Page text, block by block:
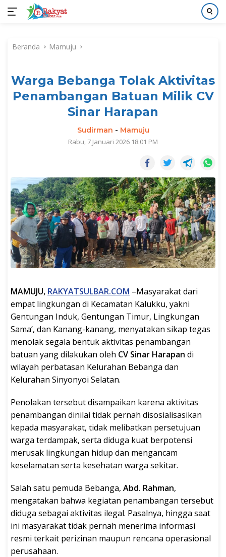
kontenBeranda Mamuju
Warga Bebanga Tolak Aktivitas
Penambangan Batuan Milik CV
Sinar Harapan
Sudirman - Mamuju
Rabu, 7 Januari 2026 18:01 PM
MAMUJU, RAKYATSULBAR.COM –Masyarakat dari
empat lingkungan di Kecamatan Kalukku, yakni
Gentungan Induk, Gentungan Timur, Lingkungan
Sama’, dan Kanang-kanang, menyatakan sikap tegas
menolak segala bentuk aktivitas penambangan
batuan yang dilakukan oleh CV Sinar Harapan di
wilayah perbatasan Kelurahan Bebanga dan
Kelurahan Sinyonyoi Selatan.
Penolakan tersebut disampaikan karena aktivitas
penambangan dinilai tidak pernah disosialisasikan
kepada masyarakat, tidak melibatkan persetujuan
warga terdampak, serta diduga kuat berpotensi
merusak lingkungan hidup dan mengancam
keselamatan serta kesehatan warga sekitar.
Salah satu pemuda Bebanga, Abd. Rahman,
mengatakan bahwa kegiatan penambangan tersebut
diduga sebagai aktivitas ilegal. Pasalnya, hingga saat
ini masyarakat tidak pernah menerima informasi
resmi terkait perizinan maupun rencana operasional
perusahaan.